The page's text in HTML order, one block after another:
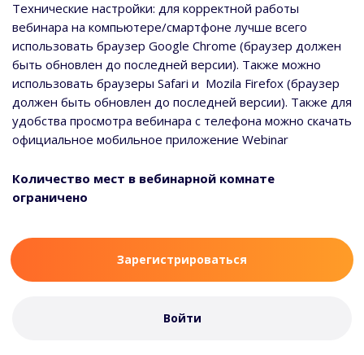
Технические настройки: для корректной работы
вебинара на компьютере/смартфоне лучше всего
использовать браузер Google Chrome (браузер должен
быть обновлен до последней версии). Также можно
использовать браузеры Safari и Mozila Firefox (браузер
должен быть обновлен до последней версии). Также для
удобства просмотра вебинара с телефона можно скачать
официальное мобильное приложение Webinar
Количество мест в вебинарной комнате
ограничено
Зарегистрироваться
Войти